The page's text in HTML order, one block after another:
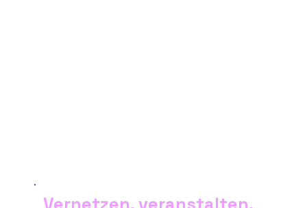
Vernetzen, veranstalten,